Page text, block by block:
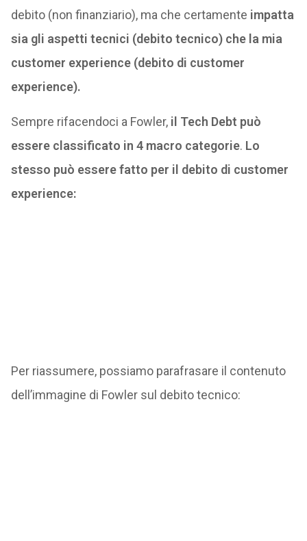
debito (non finanziario), ma che certamente impatta
sia gli aspetti tecnici (debito tecnico) che la mia
customer experience (debito di customer
experience).
Sempre rifacendoci a Fowler, il Tech Debt può
essere classificato in 4 macro categorie. Lo
stesso può essere fatto per il debito di customer
experience:
Per riassumere, possiamo parafrasare il contenuto
dell’immagine di Fowler sul debito tecnico: